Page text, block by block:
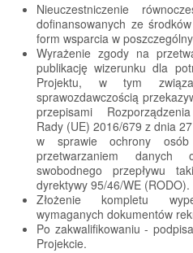
Nieuczestniczenie
dofinansowanych ze
form wsparcia w
Wyrażenie zgody na
publikację wizerunku dla
Projektu, w tym
sprawozdawczością
przepisami
Rady (UE) 2016/679 z dnia
w sprawie ochrony
przetwarzaniem
swobodnego przepływu
dyrektywy 95/46/WE (RODO).
Złożenie kompletu
wymaganych dokumentów
Po zakwalifikowaniu -
Projekcie.